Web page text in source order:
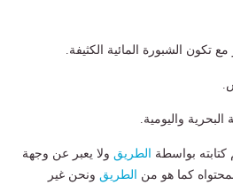
مع تكون الشبورة المائية الكثيفة.
البحرية واليومية.
بواسطة الطريق ولا يعبر عن وجهة
كما هو من الطريق ونحن غير